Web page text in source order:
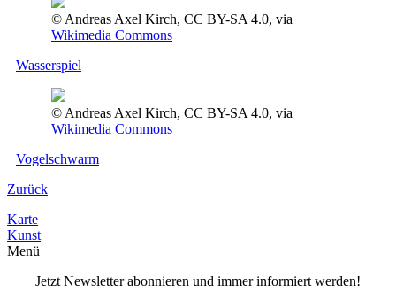
© Andreas Axel Kirch, CC BY-SA 4.0, via
Wikimedia Commons
Wasserspiel
© Andreas Axel Kirch, CC BY-SA 4.0, via
Wikimedia Commons
Vogelschwarm
Zurück
Karte
Kunst
Menü
Jetzt Newsletter abonnieren und immer informiert werden!